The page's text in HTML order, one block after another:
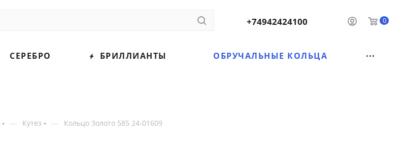
0
+74942424100
СЕРЕБРО БРИЛЛИАНТЫ ОБРУЧАЛЬНЫЕ КОЛЬЦА
— Кутез — Кольцо Золото 585 24-01609